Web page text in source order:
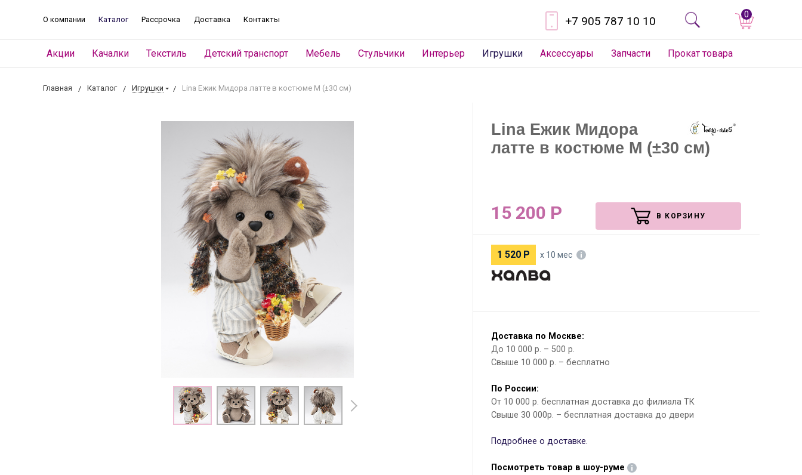
О компании Каталог Рассрочка Доставка Контакты +7 905 787 10 10 0
Акции Качалки Текстиль Детский транспорт Мебель Стульчики Интерьер Игрушки Аксессуары Запчасти Прокат товара
Главная Каталог Игрушки Lina Ежик Мидора латте в костюме M (±30 см)
Lina Ежик Мидора
латте в костюме M (±30 см)
15 200 Р В КОРЗИНУ
1 520 Р х 10 мес
Доставка по Москве:
До 10 000 р. – 500 р.
Свыше 10 000 р. – бесплатно
По России:
От 10 000 р. бесплатная доставка до филиала ТК
Свыше 30 000р. – бесплатная доставка до двери
Подробнее о доставке.
Посмотреть товар в шоу-руме